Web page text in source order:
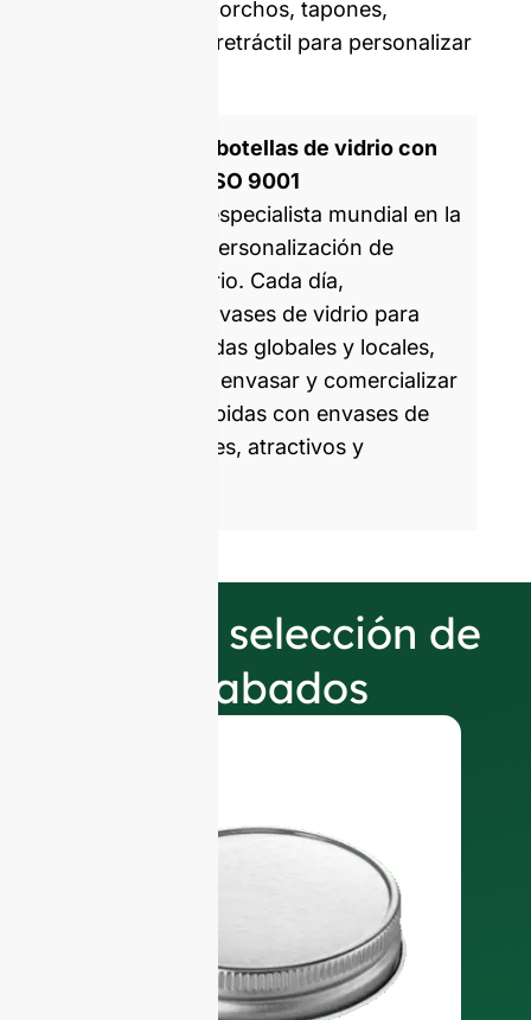
proporcionarle corchos, tapones,
etiquetas y, film retráctil para personalizar
Fabricante de botellas de vidrio con
certificación ISO 9001
GlassRock es especialista mundial en la
fabricación y personalización de
botellas de vidrio. Cada día,
producimos envases de vidrio para
marcas asociadas globales y locales,
ayudándoles a envasar y comercializar
alimentos y bebidas con envases de
vidrio saludables, atractivos y
Nuestra selección de
acabados